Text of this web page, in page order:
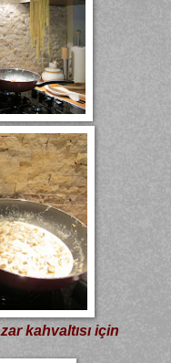
kahvaltısı için